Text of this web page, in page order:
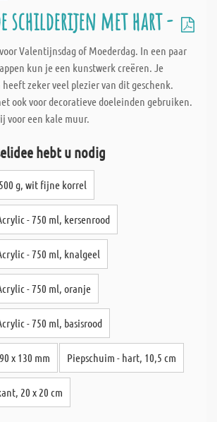
schilderijen met hart -
Valentijnsdag of Moederdag. In een paar
kun je een kunstwerk creëren. Je
zeker veel plezier van dit geschenk.
ook voor decoratieve doeleinden gebruiken.
voor een kale muur.
hebt u nodig
g, wit fijne korrel
- 750 ml, kersenrood
- 750 ml, knalgeel
- 750 ml, oranje
- 750 ml, basisrood
x 130 mm Piepschuim - hart, 10,5 cm
20 x 20 cm